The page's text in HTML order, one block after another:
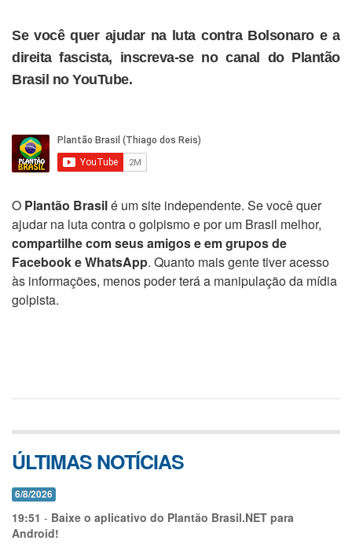
Se você quer ajudar na luta contra Bolsonaro e a
direita fascista, inscreva-se no canal do Plantão
Brasil no YouTube.
O Plantão Brasilé um site independente. Se você quer
ajudar na luta contra o golpismo e por um Brasil melhor,
compartilhe com seus amigos e em grupos de
Facebook e WhatsApp. Quanto mais gente tiver acesso
às informações, menos poder terá a manipulação da mídia
golpista.
ÚLTIMAS NOTÍCIAS
6/8/2026
19:51 - Baixe o aplicativo do Plantão Brasil.NET para
Android!